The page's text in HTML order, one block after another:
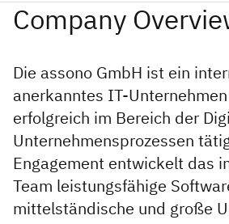
Die assono GmbH ist ein
anerkanntes IT-
erfolgreich im Bereich der
Unternehmensprozessen
Engagement entwickelt das
Team leistungsfähige
mittelständische und große